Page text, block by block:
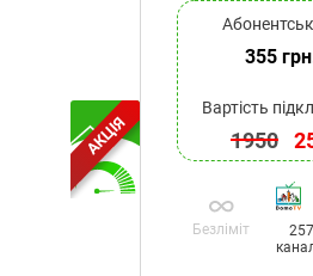
АКЦІЯ
355
Вартість
1950
Безліміт
257